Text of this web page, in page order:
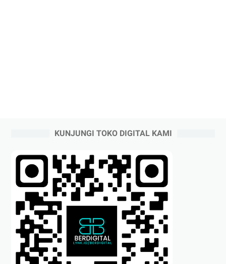
KUNJUNGI TOKO DIGITAL KAMI